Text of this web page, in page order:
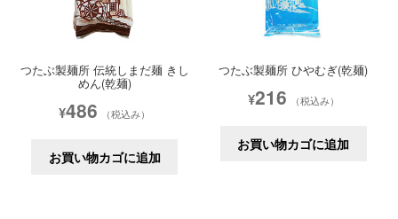
つたぶ製麺所 伝統しまだ麺 きし
めん(乾麺)
¥486 （税込み）
お買い物カゴに追加
つたぶ製麺所 ひやむぎ(乾麺)
¥216 （税込み）
お買い物カゴに追加